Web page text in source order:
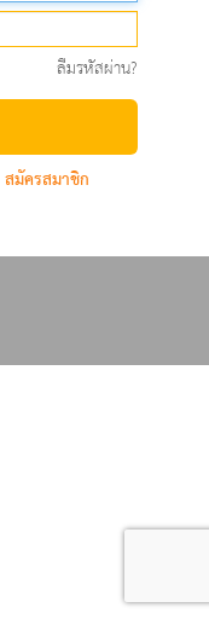
ลืมรหัสผ่าน?
สมัครสมาชิก